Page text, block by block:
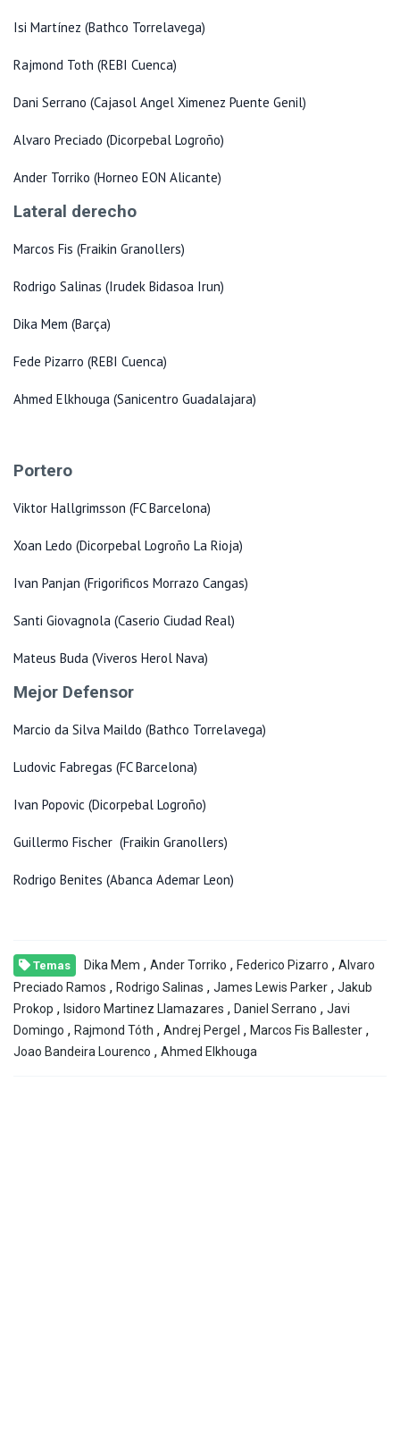
Isi Martínez (Bathco Torrelavega)
Rajmond Toth (REBI Cuenca)
Dani Serrano (Cajasol Angel Ximenez Puente Genil)
Alvaro Preciado (Dicorpebal Logroño)
Ander Torriko (Horneo EON Alicante)
Lateral derecho
Marcos Fis (Fraikin Granollers)
Rodrigo Salinas (Irudek Bidasoa Irun)
Dika Mem (Barça)
Fede Pizarro (REBI Cuenca)
Ahmed Elkhouga (Sanicentro Guadalajara)
Portero
Viktor Hallgrimsson (FC Barcelona)
Xoan Ledo (Dicorpebal Logroño La Rioja)
Ivan Panjan (Frigorificos Morrazo Cangas)
Santi Giovagnola (Caserio Ciudad Real)
Mateus Buda (Viveros Herol Nava)
Mejor Defensor
Marcio da Silva Maildo (Bathco Torrelavega)
Ludovic Fabregas (FC Barcelona)
Ivan Popovic (Dicorpebal Logroño)
Guillermo Fischer (Fraikin Granollers)
Rodrigo Benites (Abanca Ademar Leon)
Temas Dika Mem , Ander Torriko , Federico Pizarro , Alvaro
Preciado Ramos , Rodrigo Salinas , James Lewis Parker , Jakub
Prokop , Isidoro Martinez Llamazares , Daniel Serrano , Javi
Domingo , Rajmond Tóth , Andrej Pergel , Marcos Fis Ballester ,
Joao Bandeira Lourenco , Ahmed Elkhouga